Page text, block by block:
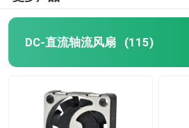
DC-直流轴流风扇 (115)